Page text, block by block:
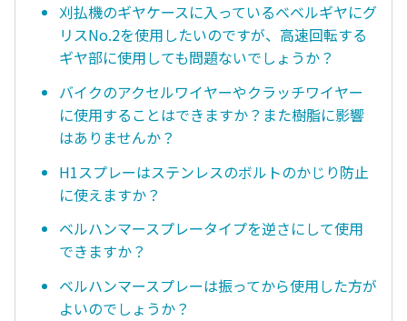
刈払機のギヤケースに入っているベベルギヤにグ
リスNo.2を使用したいのですが、高速回転する
ギヤ部に使用しても問題ないでしょうか？
バイクのアクセルワイヤーやクラッチワイヤー
に使用することはできますか？また樹脂に影響
はありませんか？
H1スプレーはステンレスのボルトのかじり防止
に使えますか？
ベルハンマースプレータイプを逆さにして使用
できますか？
ベルハンマースプレーは振ってから使用した方が
よいのでしょうか？